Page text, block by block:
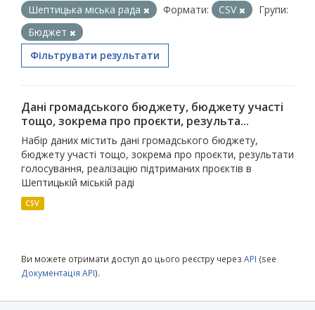
Шептицька міська рада
Формати: CSV
Групи:
Бюджет
Фільтрувати результати
Дані громадського бюджету, бюджету участі
тощо, зокрема про проєкти, результа...
Набір даних містить дані громадського бюджету,
бюджету участі тощо, зокрема про проєкти, результати
голосування, реалізацію підтриманих проєктів в
Шептицькій міській раді
CSV
Ви можете отримати доступ до цього реєстру через API (see
Документація API).